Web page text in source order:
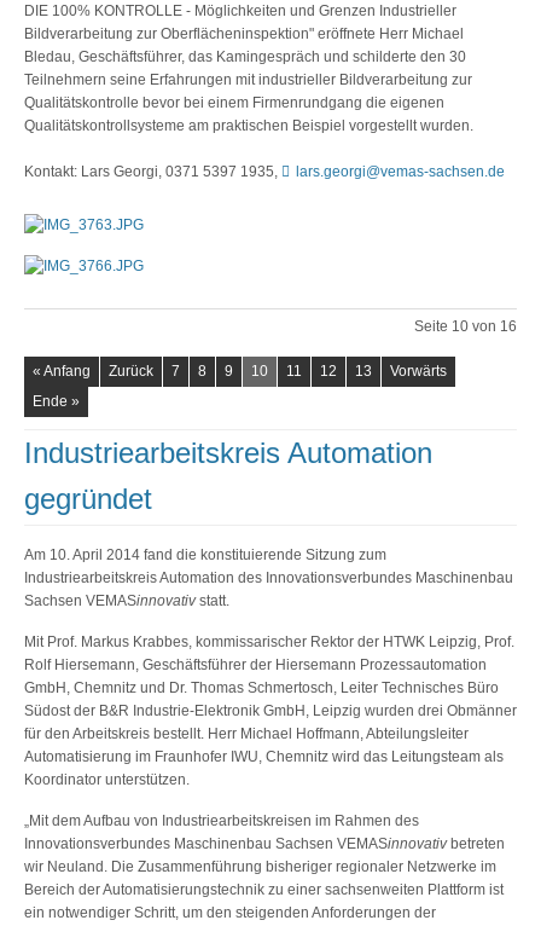
DIE 100% KONTROLLE - Möglichkeiten und Grenzen Industrieller
Bildverarbeitung zur Oberflächeninspektion" eröffnete Herr Michael
Bledau, Geschäftsführer, das Kamingespräch und schilderte den 30
Teilnehmern seine Erfahrungen mit industrieller Bildverarbeitung zur
Qualitätskontrolle bevor bei einem Firmenrundgang die eigenen
Qualitätskontrollsysteme am praktischen Beispiel vorgestellt wurden.
Kontakt: Lars Georgi, 0371 5397 1935, lars.georgi@vemas-sachsen.de
Seite 10 von 16
« Anfang Zurück 7 8 9 10 11 12 13
Vorwärts
Ende »
Industriearbeitskreis Automation
gegründet
Am 10. April 2014 fand die konstituierende Sitzung zum
Industriearbeitskreis Automation des Innovationsverbundes Maschinenbau
Sachsen VEMASinnovativstatt.
Mit Prof. Markus Krabbes, kommissarischer Rektor der HTWK Leipzig, Prof.
Rolf Hiersemann, Geschäftsführer der Hiersemann Prozessautomation
GmbH, Chemnitz und Dr. Thomas Schmertosch, Leiter Technisches Büro
Südost der B&R Industrie-Elektronik GmbH, Leipzig wurden drei Obmänner
für den Arbeitskreis bestellt. Herr Michael Hoffmann, Abteilungsleiter
Automatisierung im Fraunhofer IWU, Chemnitz wird das Leitungsteam als
Koordinator unterstützen.
„Mit dem Aufbau von Industriearbeitskreisen im Rahmen des
Innovationsverbundes Maschinenbau Sachsen VEMASinnovativbetreten
wir Neuland. Die Zusammenführung bisheriger regionaler Netzwerke im
Bereich der Automatisierungstechnik zu einer sachsenweiten Plattform ist
ein notwendiger Schritt, um den steigenden Anforderungen der